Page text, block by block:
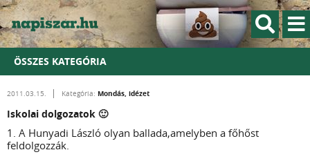
ÖSSZES KATEGÓRIA
2011.03.15. Kategória: Mondás, idézet
Iskolai dolgozatok 🙂
1. A Hunyadi László olyan ballada,amelyben a főhőst
feldolgozzák.